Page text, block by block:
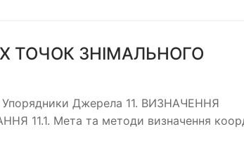
ТОЧОК ЗНІМАЛЬНОГО
Упорядники Джерела 11. ВИЗНАЧЕННЯ
Мета та методи визначення